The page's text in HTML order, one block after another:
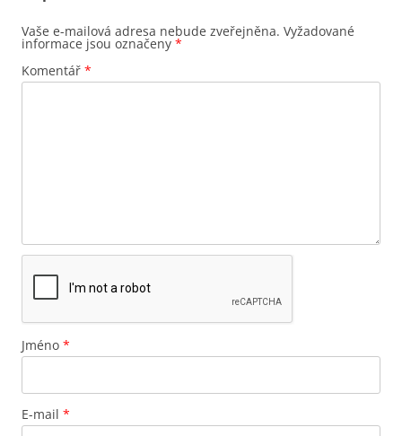
Vaše e-mailová adresa nebude zveřejněna. Vyžadované
informace jsou označeny *
Komentář *
Jméno *
E-mail *